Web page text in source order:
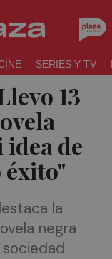
SERIES Y TV
13
de
la
negra